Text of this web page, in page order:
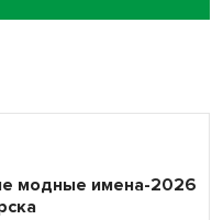
модные имена-2026